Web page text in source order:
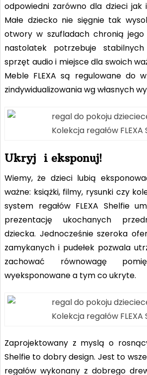
odpowiedni zarówno dla dzieci jak
Małe dziecko nie sięgnie tak
otwory w szufladach chronią
nastolatek potrzebuje
sprzęt audio i miejsce dla swoich
Meble FLEXA są regulowane do
zindywidualizowania wg własnych
Kolekcja regałów FLEXA
Ukryj i eksponuj!
Wiemy, że dzieci lubią
ważne: książki, filmy, rysunki czy
system regałów FLEXA Shelfie
prezentację ukochanych
dziecka. Jednocześnie szeroka
zamykanych i pudełek pozwala
zachować równowagę
wyeksponowane a tym co ukryte.
Kolekcja regałów FLEXA
Zaprojektowany z myslą o
Shelfie to dobry design. Jest to
regałów wykonany z dobrego